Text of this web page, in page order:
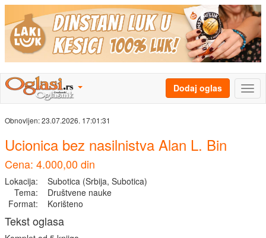
Dodaj oglas
Obnovljen:23.07.2026. 17:01:31
Ucionica bez nasilnistva Alan L. Bin
Cena: 4.000,00 din
Lokacija:
Subotica (Srbija, Subotica)
Tema:
Društvene nauke
Format:
Korišteno
Tekst oglasa